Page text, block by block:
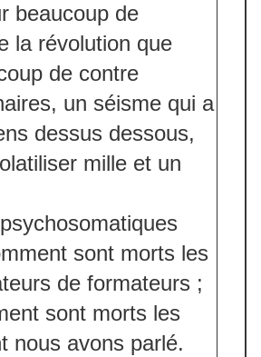
beaucoup de
la révolution que
de contre
un séisme qui a
dessus dessous,
mille et un
sont morts les
de formateurs ;
sont morts les
nous avons parlé.